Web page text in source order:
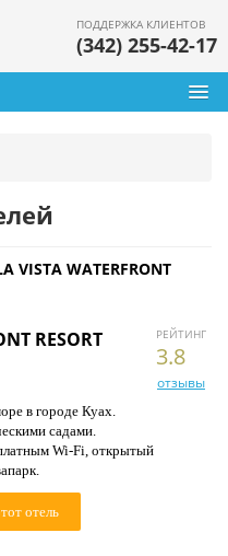
ПОДДЕРЖКА КЛИЕНТОВ
(342) 255-42-17
VISTA WATERFRONT
РЕЙТИНГ
3.8
отзывы
RESORT
в городе Куах.
садами.
Wi-Fi, открытый
отель